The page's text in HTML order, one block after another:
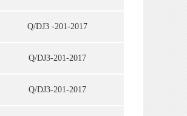
Q/DJ3 -201-2017
Q/DJ3-201-2017
Q/DJ3-201-2017